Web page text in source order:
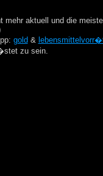
mehr aktuell und die
gold &
zu sein.